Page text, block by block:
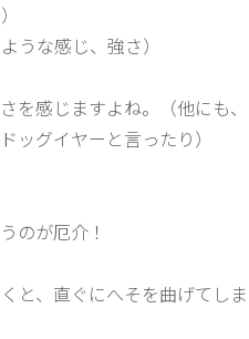
うな感じ、強さ）
を感じますよね。（他にも、
ッグイヤーと言ったり）
のが厄介！
と、直ぐにへそを曲げてしま